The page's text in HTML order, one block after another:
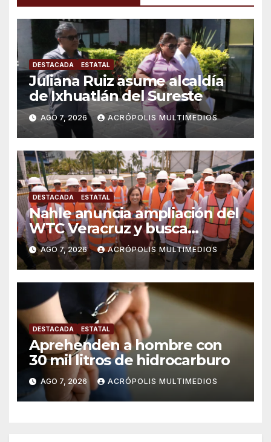
DESTACADA ESTATAL
Juliana Ruiz asume alcaldía
de Ixhuatlán del Sureste
AGO 7, 2026 ACRÓPOLIS MULTIMEDIOS
DESTACADA ESTATAL
Nahle anuncia ampliación del
WTC Veracruz y busca
solución para ingenio en crisis
AGO 7, 2026 ACRÓPOLIS MULTIMEDIOS
DESTACADA ESTATAL
Aprehenden a hombre con
30 mil litros de hidrocarburo
AGO 7, 2026 ACRÓPOLIS MULTIMEDIOS